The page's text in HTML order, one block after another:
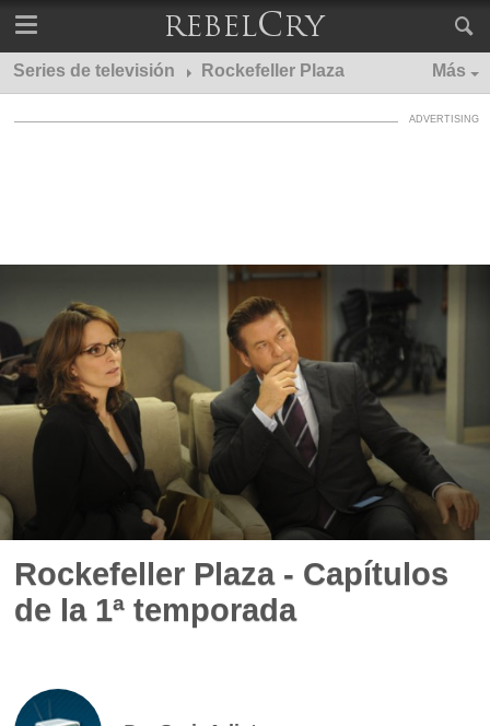
Series de televisión Rockefeller Plaza Más
Rockefeller Plaza - Capítulos
de la 1ª temporada